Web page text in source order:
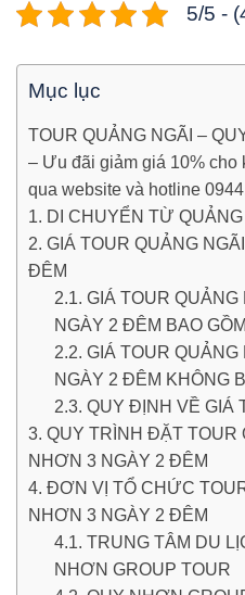
5/5 -
Mục lục
TOUR QUẢNG NGÃI –
– Ưu đãi giảm giá 10% cho
qua website và hotline
1. DI CHUYỂN TỪ
2. GIÁ TOUR QUẢNG
ĐÊM
2.1. GIÁ TOUR
NGÀY 2 ĐÊM BAO GỒM
2.2. GIÁ TOUR
NGÀY 2 ĐÊM KHÔNG
2.3. QUY ĐỊNH VỀ GIÁ
3. QUY TRÌNH ĐẶT TOUR
NHƠN 3 NGÀY 2 ĐÊM
4. ĐƠN VỊ TỔ CHỨC
NHƠN 3 NGÀY 2 ĐÊM
4.1. TRUNG TÂM DU
NHƠN GROUP TOUR